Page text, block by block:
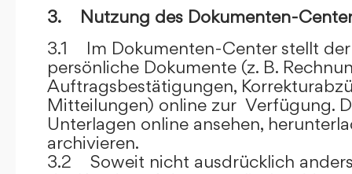
3. Nutzung des Dokumenten-
3.1 Im Dokumenten-Center stellt
persönliche Dokumente (z. B.
Auftragsbestätigungen,
Mitteilungen) online zur Verfügung.
Unterlagen online ansehen,
archivieren.
3.2 Soweit nicht ausdrücklich